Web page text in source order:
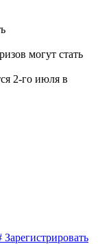
могут стать
2-го июля в
Зарегистрировать